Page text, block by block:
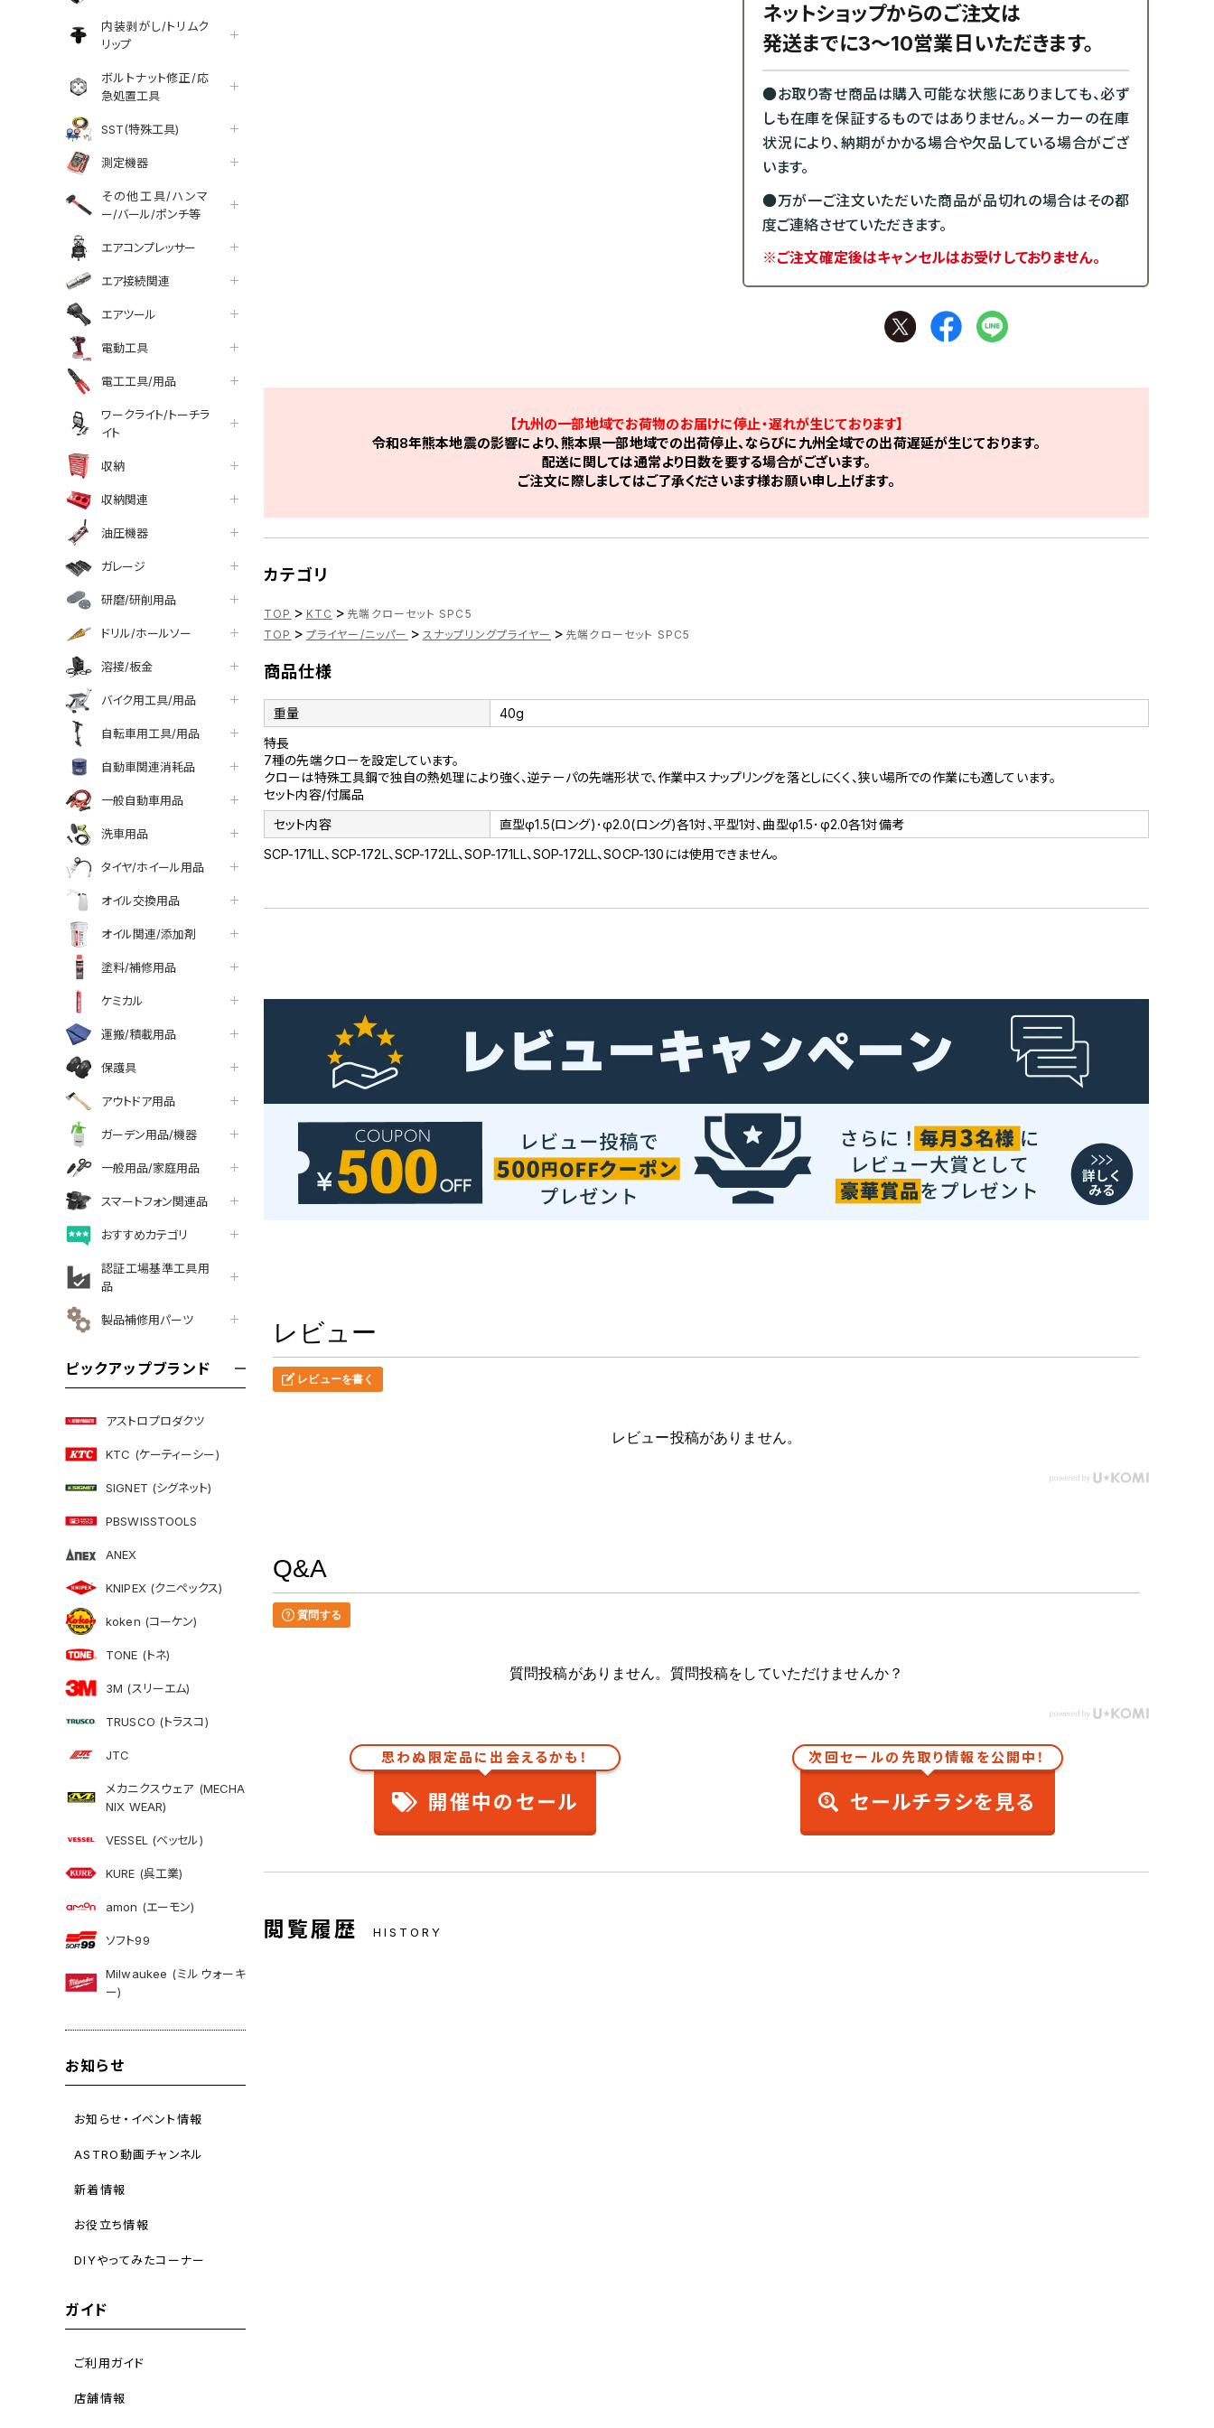
内装剥がし/トリムク
リップ
ボルトナット修正/応
急処置工具
SST(特殊工具)
測定機器
その他工具/ハンマ
ー/バール/ポンチ等
エアコンプレッサー
エア接続関連
エアツール
電動工具
電工工具/用品
ワークライト/トーチラ
イト
収納
収納関連
油圧機器
ガレージ
研磨/研削用品
ドリル/ホールソー
溶接/板金
バイク用工具/用品
自転車用工具/用品
自動車関連消耗品
一般自動車用品
洗車用品
タイヤ/ホイール用品
オイル交換用品
オイル関連/添加剤
塗料/補修用品
ケミカル
運搬/積載用品
保護具
アウトドア用品
ガーデン用品/機器
一般用品/家庭用品
スマートフォン関連品
おすすめカテゴリ
認証工場基準工具用
品
製品補修用パーツ
ピックアップブランド
アストロプロダクツ
KTC (ケーティーシー)
SIGNET (シグネット)
PBSWISSTOOLS
ANEX
KNIPEX (クニペックス)
koken (コーケン)
TONE (トネ)
3M (スリーエム)
TRUSCO (トラスコ)
JTC
メカニクスウェア (MECHA
NIX WEAR)
VESSEL (ベッセル)
KURE (呉工業)
amon (エーモン)
ソフト99
Milwaukee (ミルウォーキ
ー)
お知らせ
お知らせ・イベント情報
ASTRO動画チャンネル
新着情報
お役立ち情報
DIYやってみたコーナー
ガイド
ご利用ガイド
店舗情報
ネットショップからのご注文は
発送までに3～10営業日いただきます。
●お取り寄せ商品は購入可能な状態にありましても、必ず
しも在庫を保証するものではありません。メーカーの在庫
状況により、納期がかかる場合や欠品している場合がござ
います。
●万が一ご注文いただいた商品が品切れの場合はその都
度ご連絡させていただきます。
※ご注文確定後はキャンセルはお受けしておりません。
facebook
line
【九州の一部地域でお荷物のお届けに停止・遅れが生じております】
令和8年熊本地震の影響により、熊本県一部地域での出荷停止、ならびに九州全域での出荷遅延が生じております。
配送に関しては通常より日数を要する場合がございます。
ご注文に際しましてはご了承くださいます様お願い申し上げます。
カテゴリ
TOP > KTC > 先端クローセット SPC5
TOP > プライヤー/ニッパー > スナップリングプライヤー > 先端クローセット SPC5
商品仕様
重量
40g
特長
7種の先端クローを設定しています。
クローは特殊工具鋼で独自の熱処理により強く、逆テーパの先端形状で、作業中スナップリングを落としにくく、狭い場所での作業にも適しています。
セット内容/付属品
セット内容
直型φ1.5(ロング)･φ2.0(ロング)各1対、平型1対、曲型φ1.5･φ2.0各1対備考
SCP-171LL、SCP-172L、SCP-172LL、SOP-171LL、SOP-172LL、SOCP-130には使用できません。
レビュー
レビューを書く
レビュー投稿がありません。
Q&A
質問する
質問投稿がありません。質問投稿をしていただけませんか？
思わぬ限定品に出会えるかも！
開催中のセール
次回セールの先取り情報を公開中！
セールチラシを見る
閲覧履歴 HISTORY